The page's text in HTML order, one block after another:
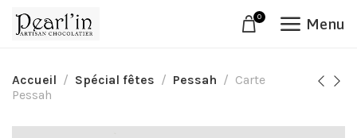
0 Menu
Accueil Spécial fêtes Pessah
Carte
Pessah